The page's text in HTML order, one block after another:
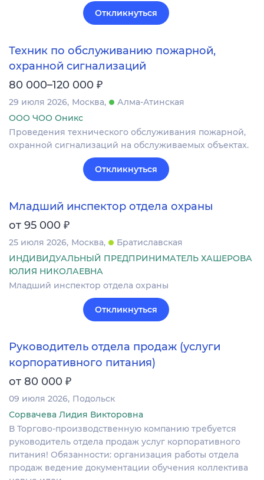
Откликнуться
Техник по обслуживанию пожарной,
охранной сигнализаций
80 000–120 000 ₽
29 июля 2026 Москва
Алма-Атинская
ООО ЧОО Оникс
Проведения технического обслуживания пожарной,
охранной сигнализаций на обслуживаемых объектах.
Откликнуться
Младший инспектор отдела охраны
от 95 000 ₽
25 июля 2026 Москва
Братиславская
ИНДИВИДУАЛЬНЫЙ ПРЕДПРИНИМАТЕЛЬ ХАШЕРОВА
ЮЛИЯ НИКОЛАЕВНА
Младший инспектор отдела охраны
Откликнуться
Руководитель отдела продаж (услуги
корпоративного питания)
от 80 000 ₽
09 июля 2026 Подольск
Сорвачева Лидия Викторовна
В Торгово-производственную компанию требуется
руководитель отдела продаж услуг корпоративного
питания! Обязанности: организация работы отдела
продаж ведение документации обучения коллектива